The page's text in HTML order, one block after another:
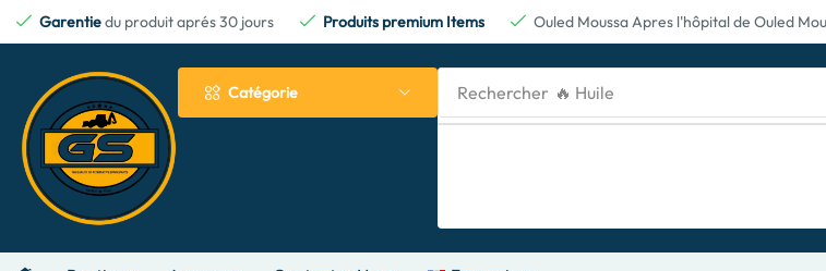
Garentiedu produit aprés 30 jours Produits premium Items Ouled Moussa Apres l'hôpital de Ouled
Catégorie Rechercher 🔥 Batterie